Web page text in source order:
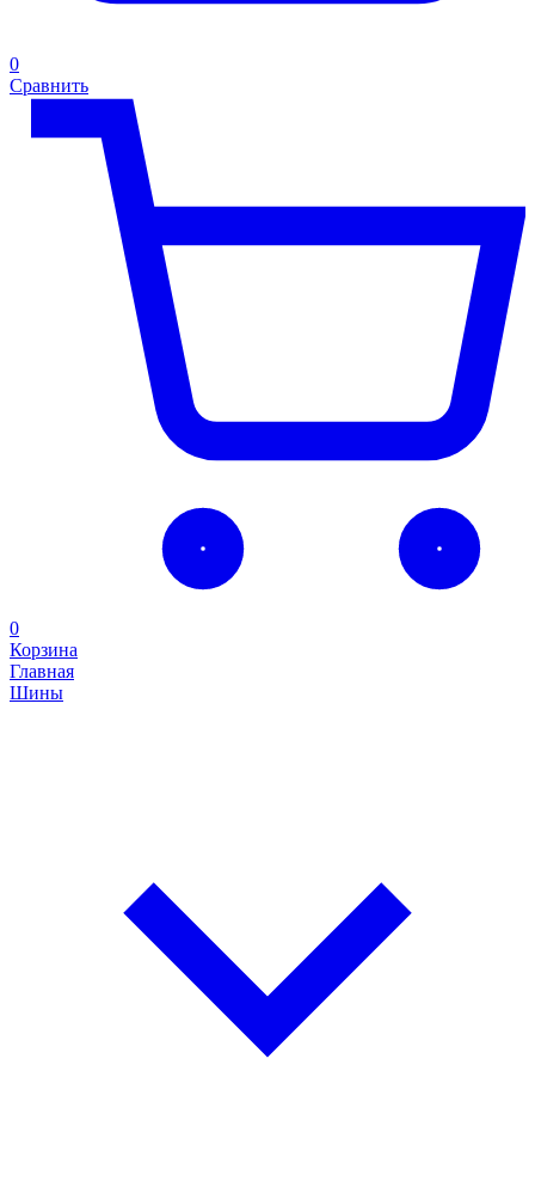
0
Сравнить
0
Корзина
Главная
Шины